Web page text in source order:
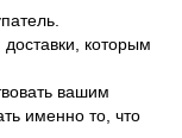
которым
вашим
именно то, что